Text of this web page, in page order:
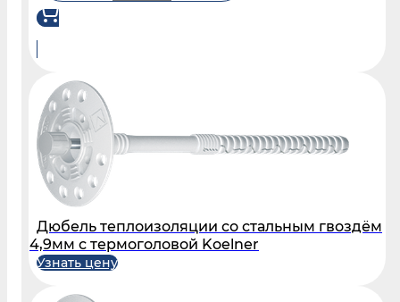
Дюбель теплоизоляции со стальным гвоздём
4,9мм с термоголовой Koelner
Узнать цену